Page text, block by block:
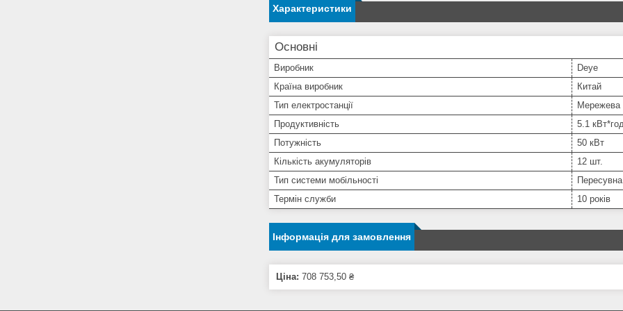
Характеристики
Основні
Виробник
Deye
Країна виробник
Китай
Тип електростанції
Мережева
Продуктивність
5.1
Потужність
50 кВт
Кількість акумуляторів
12 шт.
Тип системи мобільності
Пересувна
Термін служби
10 років
Інформація для замовлення
Ціна: 708 753,50 ₴